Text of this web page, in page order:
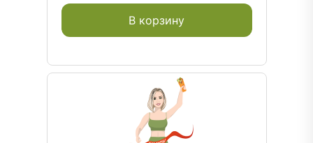
В корзину